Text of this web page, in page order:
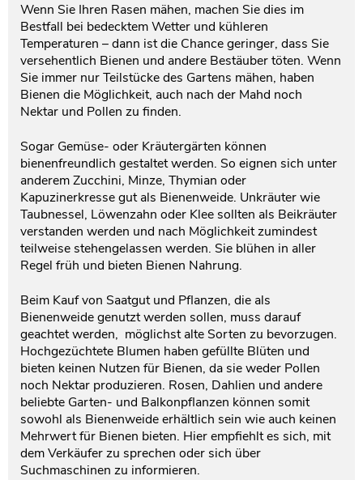
Wenn Sie Ihren Rasen mähen, machen Sie dies im
Bestfall bei bedecktem Wetter und kühleren
Temperaturen – dann ist die Chance geringer, dass Sie
versehentlich Bienen und andere Bestäuber töten. Wenn
Sie immer nur Teilstücke des Gartens mähen, haben
Bienen die Möglichkeit, auch nach der Mahd noch
Nektar und Pollen zu finden.
Sogar Gemüse- oder Kräutergärten können
bienenfreundlich gestaltet werden. So eignen sich unter
anderem Zucchini, Minze, Thymian oder
Kapuzinerkresse gut als Bienenweide. Unkräuter wie
Taubnessel, Löwenzahn oder Klee sollten als Beikräuter
verstanden werden und nach Möglichkeit zumindest
teilweise stehengelassen werden. Sie blühen in aller
Regel früh und bieten Bienen Nahrung.
Beim Kauf von Saatgut und Pflanzen, die als
Bienenweide genutzt werden sollen, muss darauf
geachtet werden, möglichst alte Sorten zu bevorzugen.
Hochgezüchtete Blumen haben gefüllte Blüten und
bieten keinen Nutzen für Bienen, da sie weder Pollen
noch Nektar produzieren. Rosen, Dahlien und andere
beliebte Garten- und Balkonpflanzen können somit
sowohl als Bienenweide erhältlich sein wie auch keinen
Mehrwert für Bienen bieten. Hier empfiehlt es sich, mit
dem Verkäufer zu sprechen oder sich über
Suchmaschinen zu informieren.